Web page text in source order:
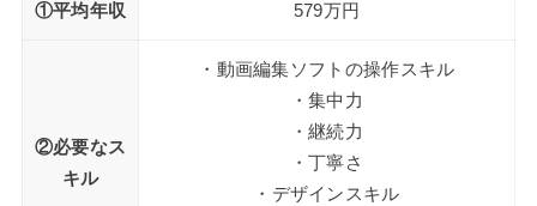
①平均年収 579万円
②必要なス
キル
・動画編集ソフトの操作スキル
・集中力
・継続力
・丁寧さ
・デザインスキル